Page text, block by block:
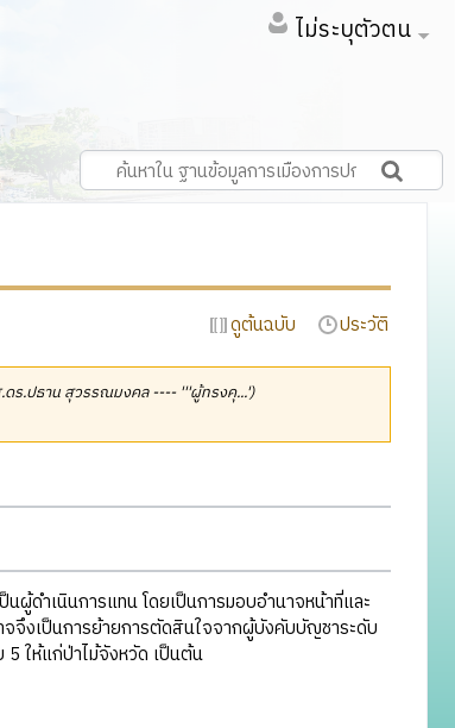
ไม่ระบุตัวตน
ดูต้นฉบับ ประวัติ
ร.ปธาน สุวรรณมงคล ---- '''ผู้ทรงคุ...')
ดำเนินการแทน โดยเป็นการมอบอำนาจหน้าที่และ
จึงเป็นการย้ายการตัดสินใจจากผู้บังคับบัญชาระดับ
ให้แก่ป่าไม้จังหวัด เป็นต้น